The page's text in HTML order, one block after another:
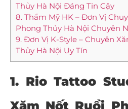
Thủy Hà Nội Đáng Tin Cậy
8. Thẩm Mỹ HK – Đơn Vị
Phong Thủy Hà Nội Chuyên
9. Đơn Vị K-Style – Chuyên
Thủy Hà Nội Uy Tín
1. Rio Tattoo
Xăm Nốt Ruồi